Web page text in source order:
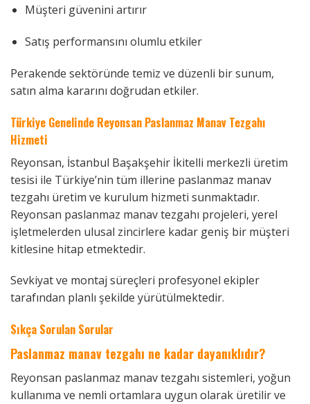
Müşteri güvenini artırır
Satış performansını olumlu etkiler
Perakende sektöründe temiz ve düzenli bir sunum,
satın alma kararını doğrudan etkiler.
Türkiye Genelinde Reyonsan Paslanmaz Manav Tezgahı
Hizmeti
Reyonsan, İstanbul Başakşehir İkitelli merkezli üretim
tesisi ile Türkiye’nin tüm illerine paslanmaz manav
tezgahı üretim ve kurulum hizmeti sunmaktadır.
Reyonsan paslanmaz manav tezgahı projeleri, yerel
işletmelerden ulusal zincirlere kadar geniş bir müşteri
kitlesine hitap etmektedir.
Sevkiyat ve montaj süreçleri profesyonel ekipler
tarafından planlı şekilde yürütülmektedir.
Sıkça Sorulan Sorular
Paslanmaz manav tezgahı ne kadar dayanıklıdır?
Reyonsan paslanmaz manav tezgahı sistemleri, yoğun
kullanıma ve nemli ortamlara uygun olarak üretilir ve